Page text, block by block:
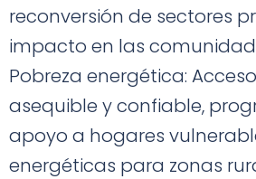
reconversión de sectores
impacto en las
Pobreza energética:
asequible y confiable,
apoyo a hogares
energéticas para zonas